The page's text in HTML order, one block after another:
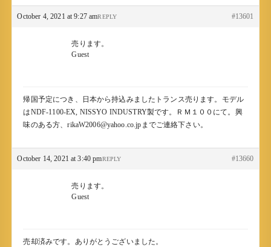
October 4, 2021 at 9:27 am #13601
REPLY
売ります。
Guest
帰国予定につき、日本から持込みましたトランス売ります。モデル
はNDF-1100-EX, NISSYO INDUSTRY製です。ＲＭ１００にて。興
味のある方、rikaW2006@yahoo.co.jpまでご連絡下さい。
October 14, 2021 at 3:40 pm #13660
REPLY
売ります。
Guest
売却済みです。ありがとうございました。